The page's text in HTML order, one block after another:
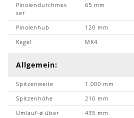
Pinolendurchmes
ser
65 mm
Pinolenhub
120 mm
Kegel
MK4
Allgemein:
Spitzenweite
1.000 mm
Spitzenhöhe
210 mm
Umlauf-ø über
435 mm